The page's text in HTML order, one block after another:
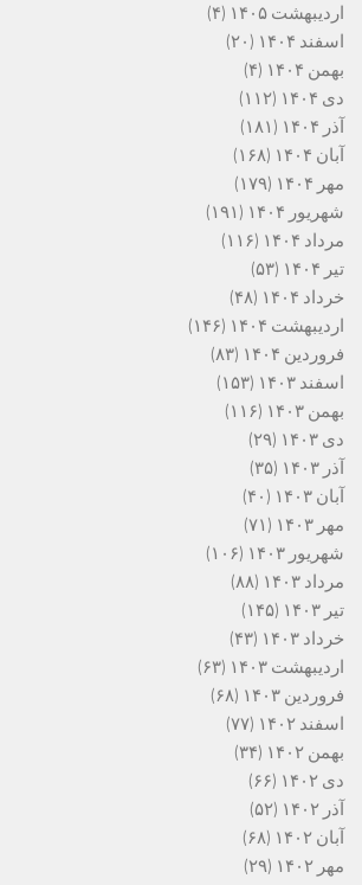
اردیبهشت ۱۴۰۵
(۴)
اسفند ۱۴۰۴
(۲۰)
بهمن ۱۴۰۴
(۴)
دی ۱۴۰۴
(۱۱۲)
آذر ۱۴۰۴
(۱۸۱)
آبان ۱۴۰۴
(۱۶۸)
مهر ۱۴۰۴
(۱۷۹)
شهریور ۱۴۰۴
(۱۹۱)
مرداد ۱۴۰۴
(۱۱۶)
تیر ۱۴۰۴
(۵۳)
خرداد ۱۴۰۴
(۴۸)
اردیبهشت ۱۴۰۴
(۱۴۶)
فروردین ۱۴۰۴
(۸۳)
اسفند ۱۴۰۳
(۱۵۳)
بهمن ۱۴۰۳
(۱۱۶)
دی ۱۴۰۳
(۲۹)
آذر ۱۴۰۳
(۳۵)
آبان ۱۴۰۳
(۴۰)
مهر ۱۴۰۳
(۷۱)
شهریور ۱۴۰۳
(۱۰۶)
مرداد ۱۴۰۳
(۸۸)
تیر ۱۴۰۳
(۱۴۵)
خرداد ۱۴۰۳
(۴۳)
اردیبهشت ۱۴۰۳
(۶۳)
فروردین ۱۴۰۳
(۶۸)
اسفند ۱۴۰۲
(۷۷)
بهمن ۱۴۰۲
(۳۴)
دی ۱۴۰۲
(۶۶)
آذر ۱۴۰۲
(۵۲)
آبان ۱۴۰۲
(۶۸)
مهر ۱۴۰۲
(۲۹)